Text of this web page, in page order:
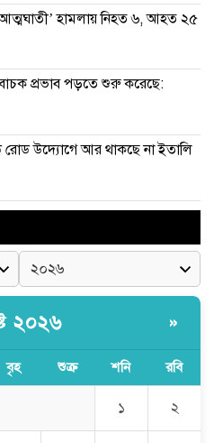
‘আত্মঘাতী’ হামলায় নিহত ৬, আহত ২৫
প্রভাব পড়তে শুরু করেছে:
রোড উদ্যোগে আর থাকছে না ইতালি
২০২৬ »
বৃহ শুক্র শনি রবি
১ ২